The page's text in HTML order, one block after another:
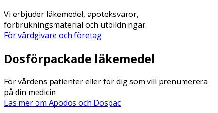
Vi erbjuder läkemedel, apoteksvaror,
förbrukningsmaterial och utbildningar.
För vårdgivare och företag
Dosförpackade läkemedel
För vårdens patienter eller för dig som vill prenumerera
på din medicin
Läs mer om Apodos och Dospac